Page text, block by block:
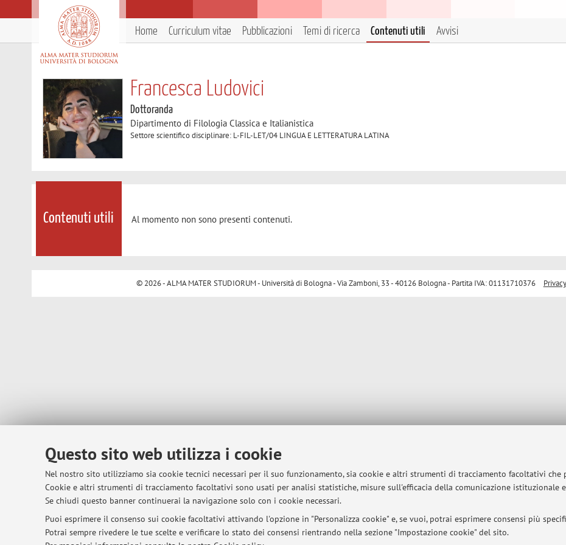
Questo sito web utilizza i cookie
Nel nostro sito utilizziamo sia cookie tecnici necessari per il suo funzionamento, sia cookie e altri strumenti di tracciamento facoltativi
Cookie e altri strumenti di tracciamento facoltativi sono usati per analisi statistiche, misure sull'efficacia della comunicazione
Se chiudi questo banner continuerai la navigazione solo con i cookie necessari.
Puoi esprimere il consenso sui cookie facoltativi attivando l'opzione in "Personalizza cookie" e, se vuoi, potrai esprimere consensi più
Potrai sempre rivedere le tue scelte e verificare lo stato dei consensi rientrando nella sezione "Impostazione cookie" del sito.
Home Curriculum vitae Pubblicazioni Temi di ricerca Contenuti utili Avvisi
Francesca Ludovici
Dottoranda
Dipartimento di Filologia Classica e Italianistica
Settore scientifico disciplinare: L-FIL-LET/04 LINGUA E LETTERATURA LATINA
Contenuti utili Al momento non sono presenti contenuti.
© 2026 - ALMA MATER STUDIORUM - Università di Bologna - Via Zamboni, 33 - 40126 Bologna - Partita IVA: 01131710376 Privacy